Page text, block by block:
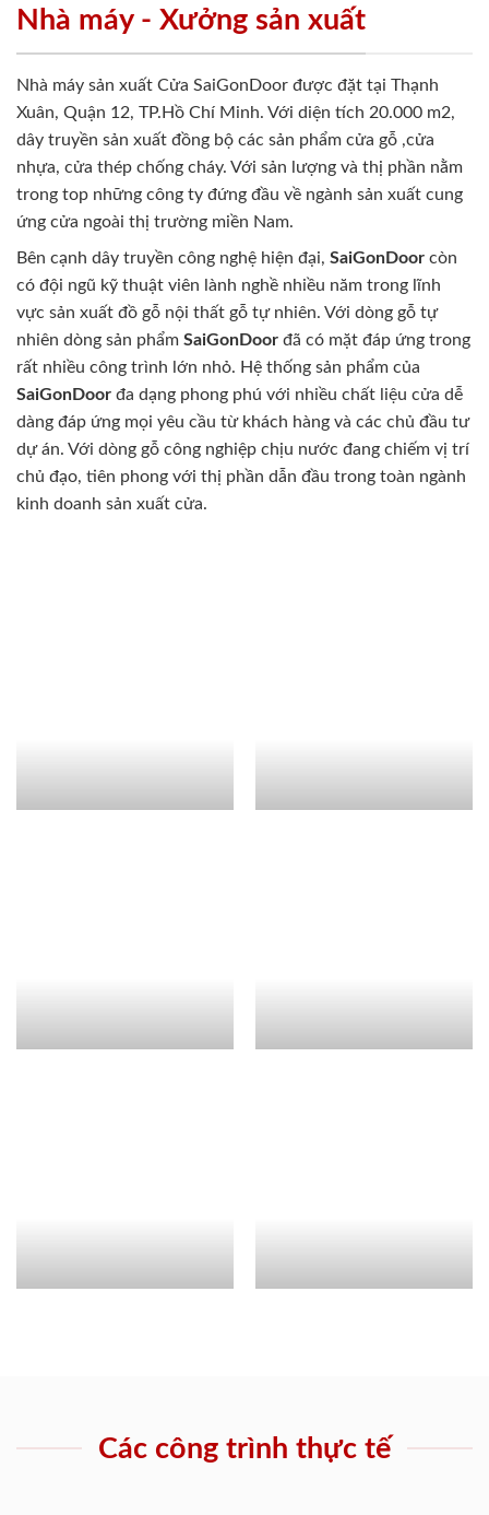
Nhà máy - Xưởng sản xuất
Nhà máy sản xuất Cửa SaiGonDoor được đặt tại Thạnh
Xuân, Quận 12, TP.Hồ Chí Minh. Với diện tích 20.000 m2,
dây truyền sản xuất đồng bộ các sản phẩm cửa gỗ ,cửa
nhựa, cửa thép chống cháy. Với sản lượng và thị phần nằm
trong top những công ty đứng đầu về ngành sản xuất cung
ứng cửa ngoài thị trường miền Nam.
Bên cạnh dây truyền công nghệ hiện đại, SaiGonDoor còn
có đội ngũ kỹ thuật viên lành nghề nhiều năm trong lĩnh
vực sản xuất đồ gỗ nội thất gỗ tự nhiên. Với dòng gỗ tự
nhiên dòng sản phẩm SaiGonDoor đã có mặt đáp ứng trong
rất nhiều công trình lớn nhỏ. Hệ thống sản phẩm của
SaiGonDoor đa dạng phong phú với nhiều chất liệu cửa dễ
dàng đáp ứng mọi yêu cầu từ khách hàng và các chủ đầu tư
dự án. Với dòng gỗ công nghiệp chịu nước đang chiếm vị trí
chủ đạo, tiên phong với thị phần dẫn đầu trong toàn ngành
kinh doanh sản xuất cửa.
Các công trình thực tế